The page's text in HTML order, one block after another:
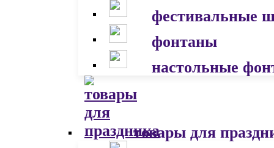
фестивальные
фонтаны
настольные
товары для